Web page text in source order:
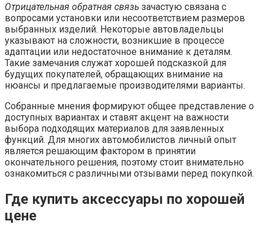
Отрицательная обратная связь зачастую связана с
вопросами установки или несоответствием размеров
выбранных изделий. Некоторые автовладельцы
указывают на сложности, возникшие в процессе
адаптации или недостаточное внимание к деталям.
Такие замечания служат хорошей подсказкой для
будущих покупателей, обращающих внимание на
нюансы и предлагаемые производителями варианты.
Собранные мнения формируют общее представление о
доступных вариантах и ставят акцент на важности
выбора подходящих материалов для заявленных
функций. Для многих автомобилистов личный опыт
является решающим фактором в принятии
окончательного решения, поэтому стоит внимательно
ознакомиться с различными отзывами перед покупкой.
Где купить аксессуары по хорошей
цене